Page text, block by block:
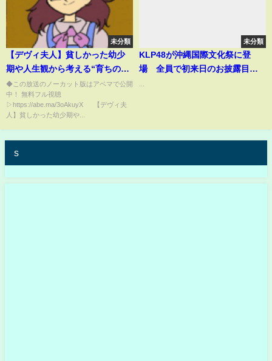
未分類
【デヴィ夫人】貧しかった幼少
期や人生観から考える“育ちの良
さ“重要？「礼儀や社交性は努力
で身につく」自己肯定感を高め
チャレンジを続ける方法を伝授
ラ《アベマで放送中》
◆この放送のノーカット版はアベマで公開
中！ 無料フル視聴
▷https://abe.ma/3oAkuyX 【デヴィ夫
人】貧しかった幼少期や...
未分類
KLP48が沖縄国際文化祭に登
場 全員で初来日のお披露目で
s